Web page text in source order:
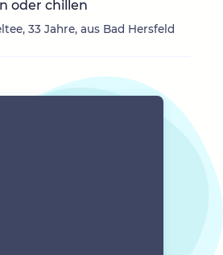
oder chillen
33 Jahre, aus Bad Hersfeld